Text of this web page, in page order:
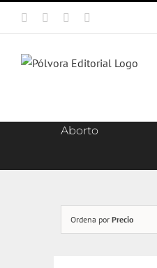
Facebook Instagram
Aborto
Ordena por Precio